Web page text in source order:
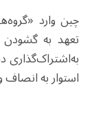
چین وارد
به‌اشتراک‌گذاری
استوار به